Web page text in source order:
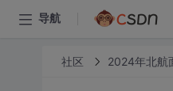
导航
社区 2024年北航